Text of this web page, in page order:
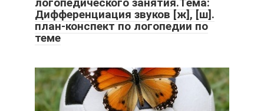
Дифференциация звуков [ж], [ш].
план-конспект по логопедии по
теме